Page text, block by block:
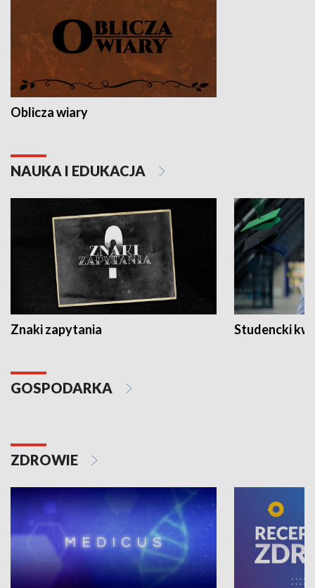
Oblicza wiary
NAUKA I EDUKACJA
Znaki zapytania Studencki
GOSPODARKA
ZDROWIE